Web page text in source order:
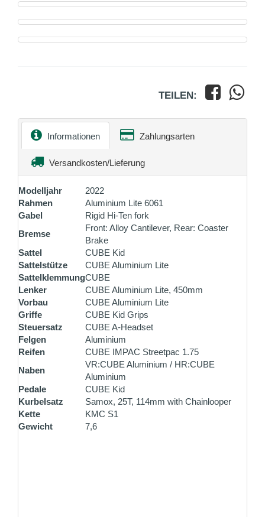
TEILEN:
Informationen Zahlungsarten
Versandkosten/Lieferung
Modelljahr
2022
Rahmen
Aluminium Lite 6061
Gabel
Rigid Hi-Ten fork
Bremse
Front: Alloy Cantilever, Rear: Coaster
Brake
Sattel
CUBE Kid
Sattelstütze
CUBE Aluminium Lite
SattelklemmungCUBE
Lenker
CUBE Aluminium Lite, 450mm
Vorbau
CUBE Aluminium Lite
Griffe
CUBE Kid Grips
Steuersatz
CUBE A-Headset
Felgen
Aluminium
Reifen
CUBE IMPAC Streetpac 1.75
Naben
VR:CUBE Aluminium / HR:CUBE
Aluminium
Pedale
CUBE Kid
Kurbelsatz
Samox, 25T, 114mm with Chainlooper
Kette
KMC S1
Gewicht
7,6